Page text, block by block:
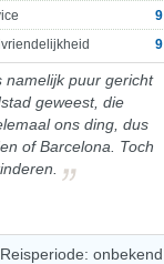
9
9
namelijk puur gericht
geweest, die
ons ding, dus
of Barcelona. Toch
Reisperiode: onbekend